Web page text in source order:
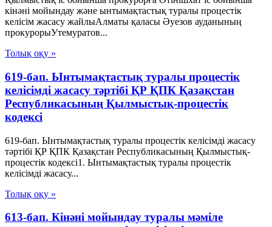
кінәні мойындау және ынтымақтастық туралы процестік
келісім жасасу жайлыАлматы қаласы Әуезов ауданының
прокурорыУтемуратов...
Толық оқу »
619-бап. Ынтымақтастық туралы процестік
келісімді жасасу тәртібі ҚР ҚПК Қазақстан
Республикасының Қылмыстық-процестік
кодексi
619-бап. Ынтымақтастық туралы процестік келісімді жасасу
тәртібі ҚР ҚПК Қазақстан Республикасының Қылмыстық-
процестік кодексi1. Ынтымақтастық туралы процестік
келісімді жасасу...
Толық оқу »
613-бап. Кінәні мойындау туралы мәміле